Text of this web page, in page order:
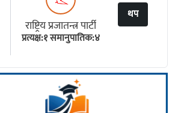
राष्ट्रिय प्रजातन्त्र पार्टी
प्रत्यक्ष:१ समानुपातिक:४
थप